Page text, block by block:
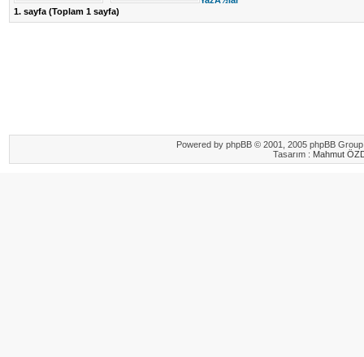
1. sayfa (Toplam 1 sayfa)
Powered by phpBB © 2001, 2005 phpBB
Tasarım : Mahmut